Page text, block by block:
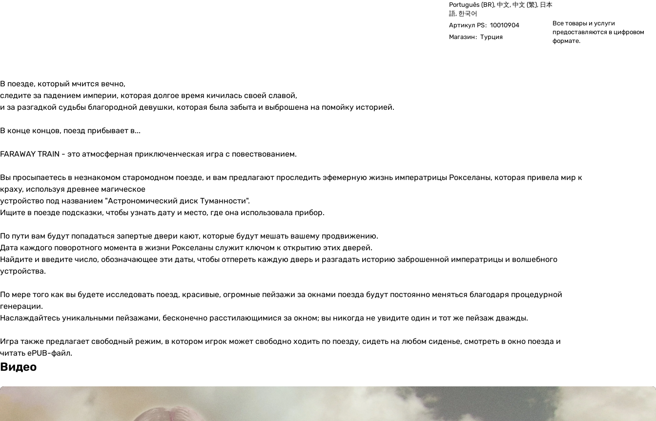
Português (BR), 中文, 中文 (繁), 日本
語, 한국어
Артикул PS: 10010904
Магазин: Турция
Все товары и услуги
предоставляются в цифровом
формате.
В поезде, который мчится вечно,
следите за падением империи, которая долгое время кичилась своей славой,
и за разгадкой судьбы благородной девушки, которая была забыта и выброшена на помойку историей.
В конце концов, поезд прибывает в...
FARAWAY TRAIN - это атмосферная приключенческая игра с повествованием.
Вы просыпаетесь в незнакомом старомодном поезде, и вам предлагают проследить эфемерную жизнь императрицы Рокселаны, которая привела мир к
краху, используя древнее магическое
устройство под названием "Астрономический диск Туманности".
Ищите в поезде подсказки, чтобы узнать дату и место, где она использовала прибор.
По пути вам будут попадаться запертые двери кают, которые будут мешать вашему продвижению.
Дата каждого поворотного момента в жизни Рокселаны служит ключом к открытию этих дверей.
Найдите и введите число, обозначающее эти даты, чтобы отпереть каждую дверь и разгадать историю заброшенной императрицы и волшебного
устройства.
По мере того как вы будете исследовать поезд, красивые, огромные пейзажи за окнами поезда будут постоянно меняться благодаря процедурной
генерации.
Наслаждайтесь уникальными пейзажами, бесконечно расстилающимися за окном; вы никогда не увидите один и тот же пейзаж дважды.
Игра также предлагает свободный режим, в котором игрок может свободно ходить по поезду, сидеть на любом сиденье, смотреть в окно поезда и
читать ePUB-файл.
Видео